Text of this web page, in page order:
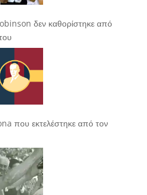
δεν καθορίστηκε από
που εκτελέστηκε από τον